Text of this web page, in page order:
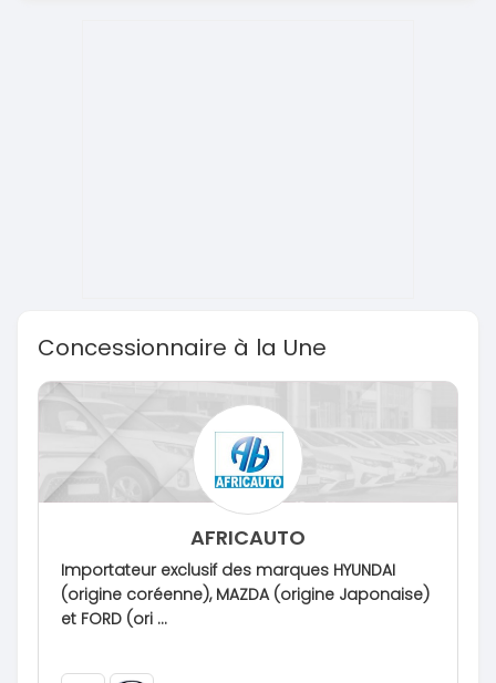
Concessionnaire à la Une
AFRICAUTO
Importateur exclusif des marques HYUNDAI
(origine coréenne), MAZDA (origine Japonaise)
et FORD (ori ...